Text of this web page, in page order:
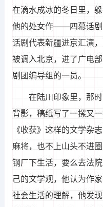
在滴水成冰的冬日里，
他的处女作——四幕话剧
话剧代表新疆进京汇演
被调入北京，进了广电
剧团编导组的一员。
在陆川印象里，那
背影，稿纸写了一摞又
《收获》这样的文学杂
麻将，也不上山头不进
钢厂下生活，要么去法
己的文学观，他认为作
社会生活的理解，他发